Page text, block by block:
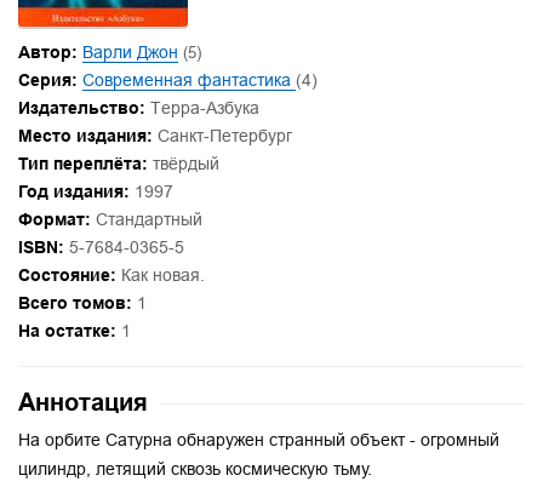
Автор: Варли Джон (5)
Серия: Современная фантастика (4)
Издательство: Терра-Азбука
Место издания: Санкт-Петербург
Тип переплёта: твёрдый
Год издания: 1997
Формат: Стандартный
ISBN: 5-7684-0365-5
Состояние: Как новая.
Всего томов: 1
На остатке: 1
Аннотация
На орбите Сатурна обнаружен странный объект - огромный
цилиндр, летящий сквозь космическую тьму.